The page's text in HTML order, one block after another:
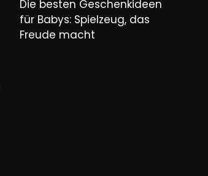
Die besten Geschenkideen
für Babys: Spielzeug, das
Freude macht